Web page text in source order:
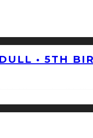
• 5TH